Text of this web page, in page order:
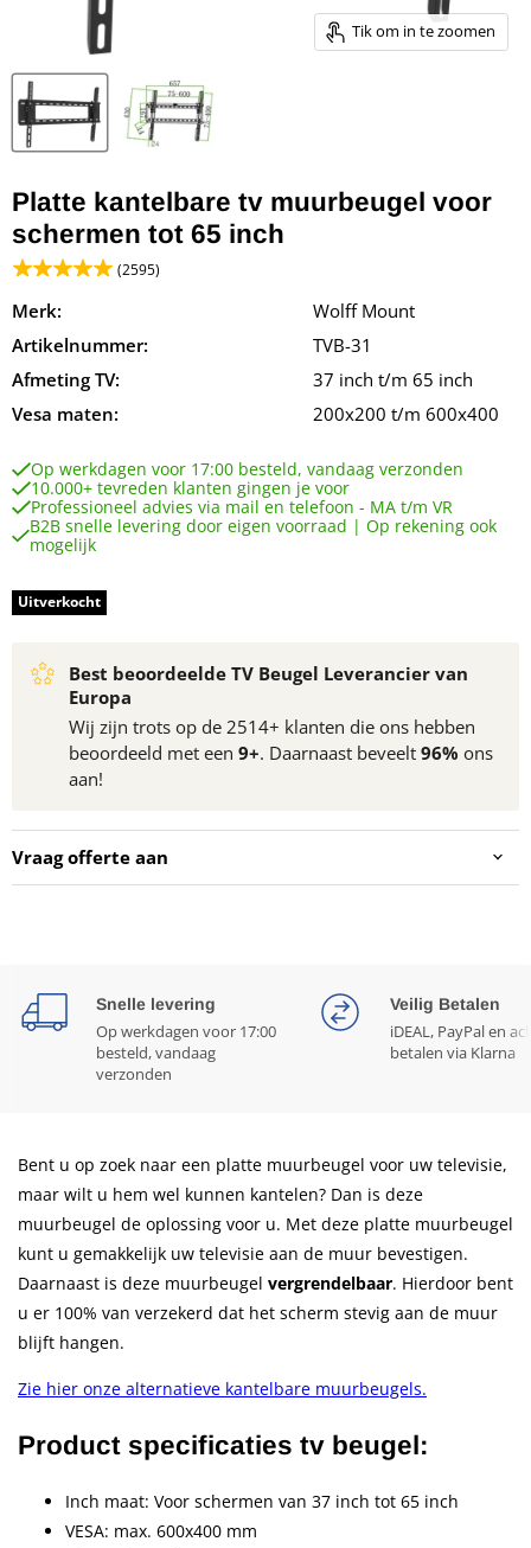
Tik om in te zoomen
Platte kantelbare tv muurbeugel voor
schermen tot 65 inch
(2595)
Merk:
Wolff Mount
Artikelnummer:
TVB-31
Afmeting TV:
37 inch t/m 65 inch
Vesa maten:
200x200 t/m 600x400
Op werkdagen voor 17:00 besteld, vandaag verzonden
10.000+ tevreden klanten gingen je voor
Professioneel advies via mail en telefoon - MA t/m VR
B2B snelle levering door eigen voorraad | Op rekening ook
mogelijk
Uitverkocht
Best beoordeelde TV Beugel Leverancier van
Europa
Wij zijn trots op de 2514+ klanten die ons hebben
beoordeeld met een 9+. Daarnaast beveelt 96% ons
aan!
Vraag offerte aan
Snelle levering
Op werkdagen voor 17:00
besteld, vandaag
verzonden
Veilig Betalen
iDEAL, PayPal en
betalen via Klarna
Bent u op zoek naar een platte muurbeugel voor uw televisie,
maar wilt u hem wel kunnen kantelen? Dan is deze
muurbeugel de oplossing voor u. Met deze platte muurbeugel
kunt u gemakkelijk uw televisie aan de muur bevestigen.
Daarnaast is deze muurbeugel vergrendelbaar. Hierdoor bent
u er 100% van verzekerd dat het scherm stevig aan de muur
blijft hangen.
Zie hier onze alternatieve kantelbare muurbeugels.
Product specificaties tv beugel:
Inch maat: Voor schermen van 37 inch tot 65 inch
VESA: max. 600x400 mm